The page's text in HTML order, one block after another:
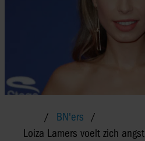
BN'ers
Loiza Lamers voelt zich